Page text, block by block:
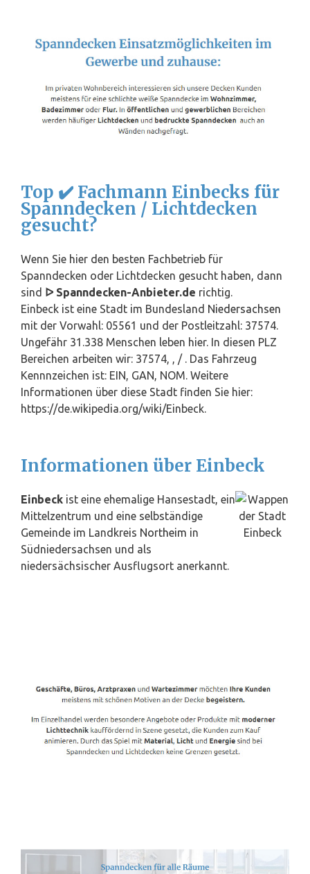
Top ✔️ Fachmann Einbecks für
Spanndecken / Lichtdecken
gesucht?
Wenn Sie hier den besten Fachbetrieb für
Spanndecken oder Lichtdecken gesucht haben, dann
sind ᐅ Spanndecken-Anbieter.de richtig.
Einbeck ist eine Stadt im Bundesland Niedersachsen
mit der Vorwahl: 05561 und der Postleitzahl: 37574.
Ungefähr 31.338 Menschen leben hier. In diesen PLZ
Bereichen arbeiten wir: 37574, , / . Das Fahrzeug
Kennnzeichen ist: EIN, GAN, NOM. Weitere
Informationen über diese Stadt finden Sie hier:
https://de.wikipedia.org/wiki/Einbeck.
Informationen über Einbeck
Einbeck ist eine ehemalige Hansestadt, ein
Mittelzentrum und eine selbständige
Gemeinde im Landkreis Northeim in
Südniedersachsen und als
niedersächsischer Ausflugsort anerkannt.